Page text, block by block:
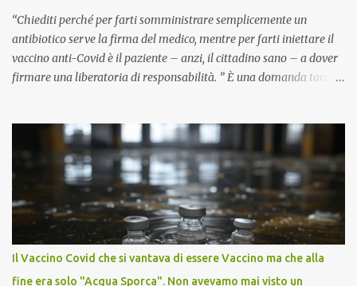
“Chiediti perché per farti somministrare semplicemente un
antibiotico serve la firma del medico, mentre per farti iniettare il
vaccino anti-Covid è il paziente – anzi, il cittadino sano – a dover
firmare una liberatoria di responsabilità. ” È una domanda tanto
pandemia. Un interrogativo che dovrebbe scuotere chiunque abbia
ancora il coraggio di pensare con la propria testa. Per il vaccino
anti-Covid, un pro-farmaco, con autorizzazione condizionata,
sviluppato in tempi record, con tecnologie mai utilizzate prima su
larga scala, ancora oggetto di studio e di discussione
internazionale serve solo una firma. La tua. Lo si somministra
anche a persone sane, giovani, senza fattori di rischio, spesso già
Il Vaccino Covid che si vantava di essere Vaccino ma che alla
fine era solo "Acqua Sporca". Non avevamo mai visto un